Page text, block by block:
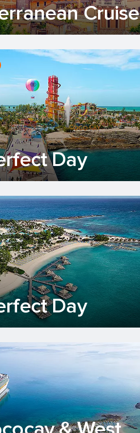
Cruise
Day
Day